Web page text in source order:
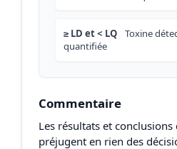
≥ LD et < LQ
Toxine
quantifiée
Commentaire
Les résultats et
préjugent en rien des